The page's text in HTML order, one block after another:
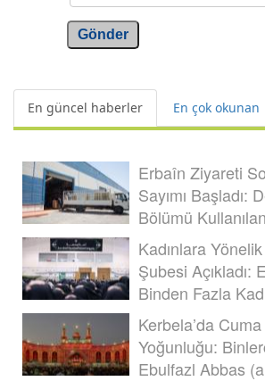
Gönder
En güncel haberler En çok okunan
Erbaîn Ziyareti
Sayımı Başladı:
Bölümü
Kadınlara
Şubesi Açıkladı:
Binden Fazla
Kerbela’da
Yoğunluğu:
Ebulfazl Abbas